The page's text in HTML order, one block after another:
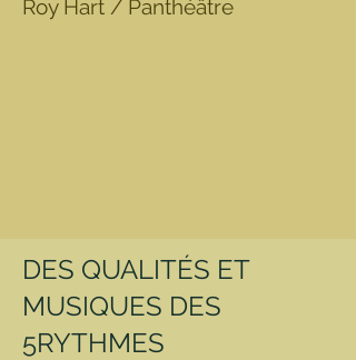
Roy Hart / Panthéâtre
DES QUALITÉS ET
MUSIQUES DES
5RYTHMES